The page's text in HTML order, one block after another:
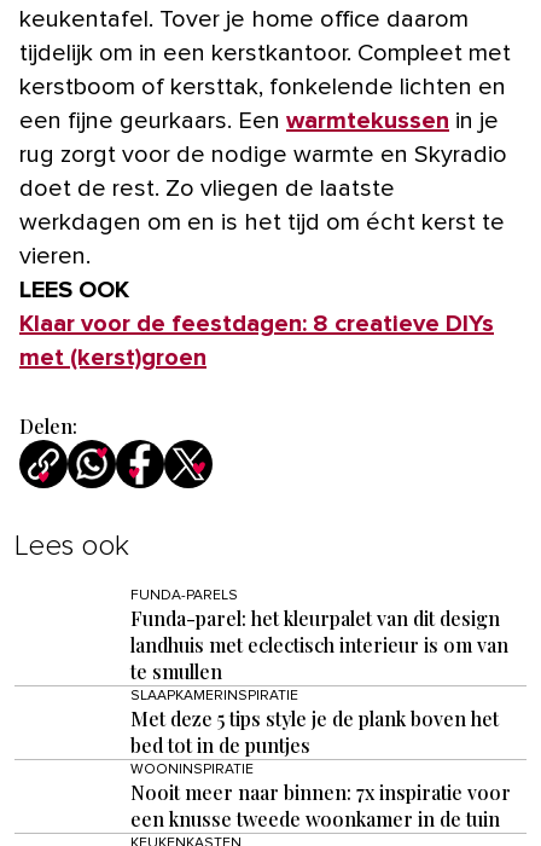
keukentafel. Tover je home office daarom
tijdelijk om in een kerstkantoor. Compleet met
kerstboom of kersttak, fonkelende lichten en
een fijne geurkaars. Een warmtekussen in je
rug zorgt voor de nodige warmte en Skyradio
doet de rest. Zo vliegen de laatste
werkdagen om en is het tijd om écht kerst te
vieren.
LEES OOK
Klaar voor de feestdagen: 8 creatieve DIYs
met (kerst)groen
Delen:
Lees ook
FUNDA-PARELS
Funda-parel: het kleurpalet van dit design
landhuis met eclectisch interieur is om van
te smullen
SLAAPKAMERINSPIRATIE
Met deze 5 tips style je de plank boven het
bed tot in de puntjes
WOONINSPIRATIE
Nooit meer naar binnen: 7x inspiratie voor
een knusse tweede woonkamer in de tuin